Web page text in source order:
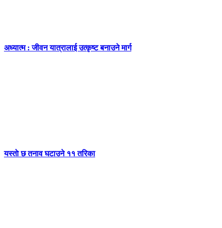
अध्यात्म : जीवन यात्रालाई उत्कृष्ट बनाउने मार्ग
यस्ताे छ तनाव घटाउने ११ तरिका